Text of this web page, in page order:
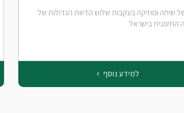
שיחה ומוזיקה בעקבות שלוש הדיוות הגדולות של
התימנית בישראל
למידע נוסף